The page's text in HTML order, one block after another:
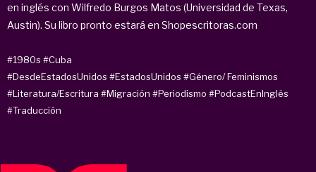
en inglés con Wilfredo Burgos Matos (Universidad de Texas,
Austin). Su libro pronto estará en Shopescritoras.com
#1980s #Cuba
#DesdeEstadosUnidos #EstadosUnidos #Género/ Feminismos
#Literatura/Escritura #Migración #Periodismo #PodcastEnInglés
#Traducción